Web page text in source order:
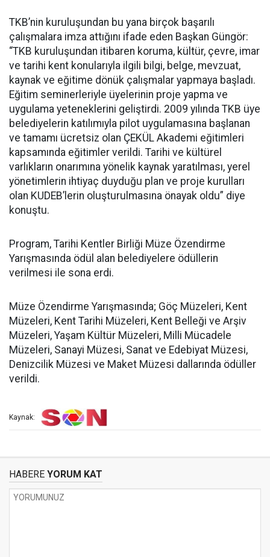
TKB’nin kuruluşundan bu yana birçok başarılı
çalışmalara imza attığını ifade eden Başkan Güngör:
“TKB kuruluşundan itibaren koruma, kültür, çevre, imar
ve tarihi kent konularıyla ilgili bilgi, belge, mevzuat,
kaynak ve eğitime dönük çalışmalar yapmaya başladı.
Eğitim seminerleriyle üyelerinin proje yapma ve
uygulama yeteneklerini geliştirdi. 2009 yılında TKB üye
belediyelerin katılımıyla pilot uygulamasına başlanan
ve tamamı ücretsiz olan ÇEKÜL Akademi eğitimleri
kapsamında eğitimler verildi. Tarihi ve kültürel
varlıkların onarımına yönelik kaynak yaratılması, yerel
yönetimlerin ihtiyaç duyduğu plan ve proje kurulları
olan KUDEB’lerin oluşturulmasına önayak oldu” diye
konuştu.
Program, Tarihi Kentler Birliği Müze Özendirme
Yarışmasında ödül alan belediyelere ödüllerin
verilmesi ile sona erdi.
Müze Özendirme Yarışmasında; Göç Müzeleri, Kent
Müzeleri, Kent Tarihi Müzeleri, Kent Belleği ve Arşiv
Müzeleri, Yaşam Kültür Müzeleri, Milli Mücadele
Müzeleri, Sanayi Müzesi, Sanat ve Edebiyat Müzesi,
Denizcilik Müzesi ve Maket Müzesi dallarında ödüller
verildi.
Kaynak:
HABERE YORUM KAT